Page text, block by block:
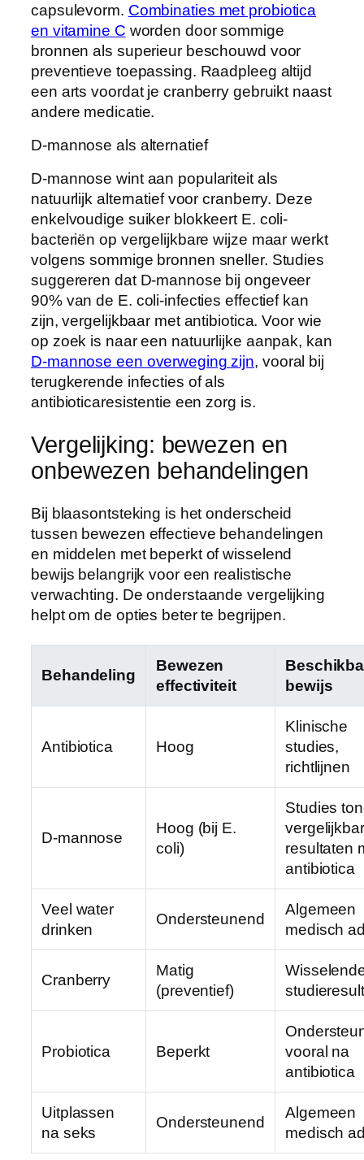
capsulevorm. Combinaties met probiotica
en vitamine C worden door sommige
bronnen als superieur beschouwd voor
preventieve toepassing. Raadpleeg altijd
een arts voordat je cranberry gebruikt naast
andere medicatie.
D-mannose als alternatief
D-mannose wint aan populariteit als
natuurlijk alternatief voor cranberry. Deze
enkelvoudige suiker blokkeert E. coli-
bacteriën op vergelijkbare wijze maar werkt
volgens sommige bronnen sneller. Studies
suggereren dat D-mannose bij ongeveer
90% van de E. coli-infecties effectief kan
zijn, vergelijkbaar met antibiotica. Voor wie
op zoek is naar een natuurlijke aanpak, kan
D-mannose een overweging zijn, vooral bij
terugkerende infecties of als
antibioticaresistentie een zorg is.
Vergelijking: bewezen en
onbewezen behandelingen
Bij blaasontsteking is het onderscheid
tussen bewezen effectieve behandelingen
en middelen met beperkt of wisselend
bewijs belangrijk voor een realistische
verwachting. De onderstaande vergelijking
helpt om de opties beter te begrijpen.
Behandeling
Bewezen
effectiviteit
bewijs
Antibiotica Hoog
Klinische
studies,
richtlijnen
D-mannose
Hoog (bij E.
coli)
Studies
resultaten
antibiotica
Veel water
drinken
Ondersteunend
Algemeen
medisch
Cranberry
Matig
(preventief)
Probiotica Beperkt
vooral na
antibiotica
Uitplassen
na seks
Ondersteunend
Algemeen
medisch